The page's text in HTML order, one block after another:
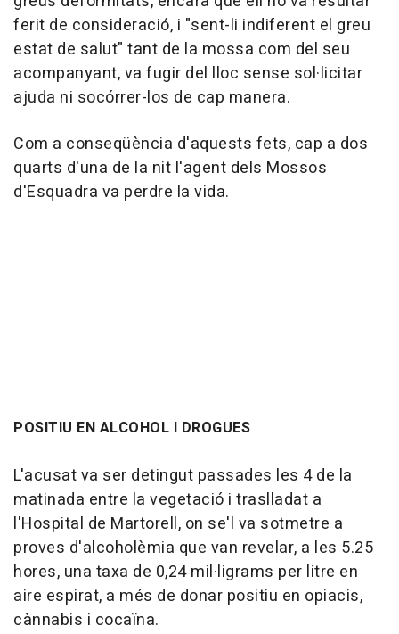
ferit de consideració, i "sent-li indiferent el greu
estat de salut" tant de la mossa com del seu
acompanyant, va fugir del lloc sense sol·licitar
ajuda ni socórrer-los de cap manera.
Com a conseqüència d'aquests fets, cap a dos
quarts d'una de la nit l'agent dels Mossos
d'Esquadra va perdre la vida.
POSITIU EN ALCOHOL I DROGUES
L'acusat va ser detingut passades les 4 de la
matinada entre la vegetació i traslladat a
l'Hospital de Martorell, on se'l va sotmetre a
proves d'alcoholèmia que van revelar, a les 5.25
hores, una taxa de 0,24 mil·ligrams per litre en
aire espirat, a més de donar positiu en opiacis,
cànnabis i cocaïna.